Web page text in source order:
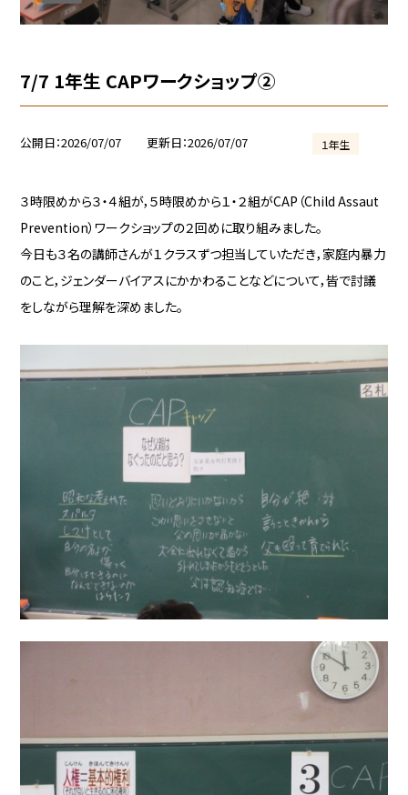
7/7 1年生 CAPワークショップ②
公開日 2026/07/07 更新日 2026/07/07 １年生
３時限めから３・４組が，５時限めから１・２組がCAP（Child Assaut
Prevention）ワークショップの２回めに取り組みました。
今日も３名の講師さんが１クラスずつ担当していただき，家庭内暴力
のこと，ジェンダーバイアスにかかわることなどについて，皆で討議
をしながら理解を深めました。